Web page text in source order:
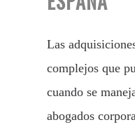
Las
complejos que
cuando se
abogados